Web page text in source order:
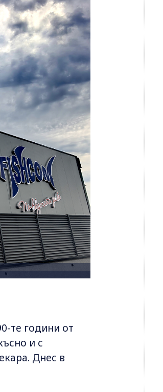
те години от
и с
Днес в